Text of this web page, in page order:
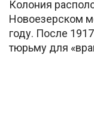
Колония
Новоезерском
году. После
тюрьму для